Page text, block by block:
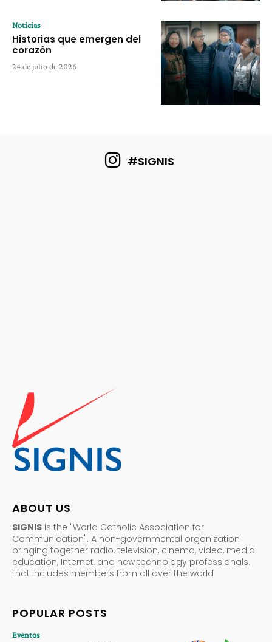
Noticias
Historias que emergen del
corazón
24 de julio de 2026
#SIGNIS
ABOUT US
SIGNIS is the "World Catholic Association for
Communication". A non-governmental organization
bringing together radio, television, cinema, video, media
education, Internet, and new technology professionals.
that includes members from all over the world
POPULAR POSTS
Eventos